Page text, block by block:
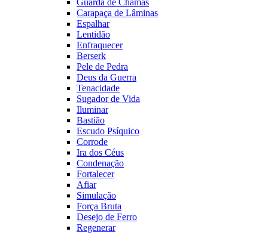
Guarda de Chamas
Carapaça de Lâminas
Espalhar
Lentidão
Enfraquecer
Berserk
Pele de Pedra
Deus da Guerra
Tenacidade
Sugador de Vida
Iluminar
Bastião
Escudo Psíquico
Corrode
Ira dos Céus
Condenação
Fortalecer
Afiar
Simulação
Força Bruta
Desejo de Ferro
Regenerar